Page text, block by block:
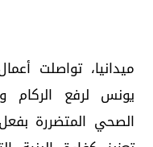
ميدانيا، تواصلت
يونس لرفع
الصحي المتضررة